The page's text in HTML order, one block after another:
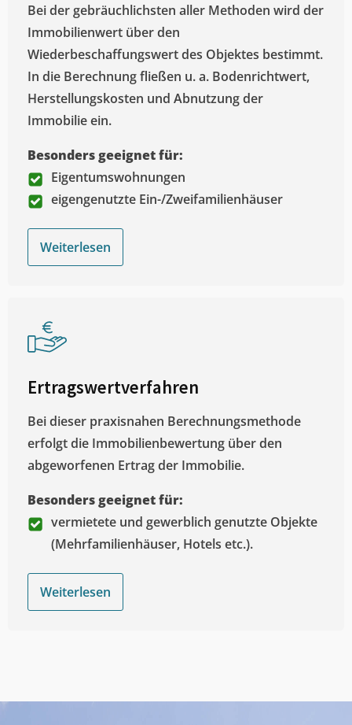
Bei der gebräuchlichsten aller Methoden wird der
Immobilienwert über den
Wiederbeschaffungswert des Objektes bestimmt.
In die Berechnung fließen u. a. Bodenrichtwert,
Herstellungskosten und Abnutzung der
Immobilie ein.
Besonders geeignet für:
Eigentumswohnungen
eigengenutzte Ein-/Zweifamilienhäuser
Weiterlesen
Ertragswertverfahren
Bei dieser praxisnahen Berechnungsmethode
erfolgt die Immobilienbewertung über den
abgeworfenen Ertrag der Immobilie.
Besonders geeignet für:
vermietete und gewerblich genutzte Objekte
(Mehrfamilienhäuser, Hotels etc.).
Weiterlesen